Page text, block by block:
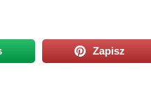
Zapisz